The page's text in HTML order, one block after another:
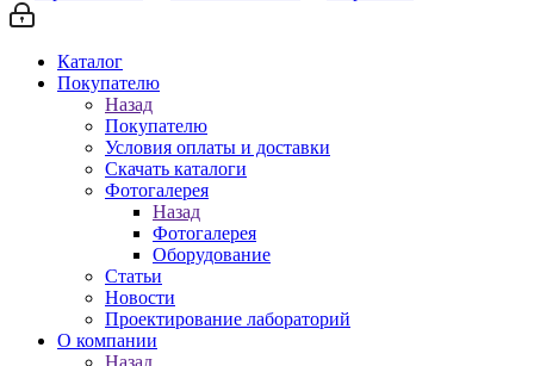
Каталог
Покупателю
Назад
Покупателю
Условия оплаты и доставки
Скачать каталоги
Фотогалерея
Назад
Фотогалерея
Оборудование
Статьи
Новости
Проектирование лабораторий
О компании
Назад